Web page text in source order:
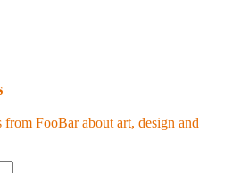
from FooBar about art, design and